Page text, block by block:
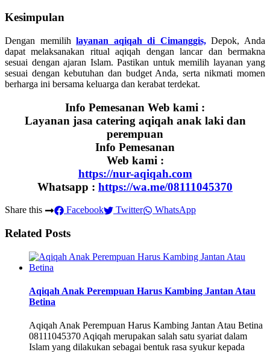
Kesimpulan
Dengan memilihlayanan aqiqah di Cimanggis,Depok, Anda
dapat melaksanakan ritual aqiqah dengan lancar dan bermakna
sesuai dengan ajaran Islam. Pastikan untuk memilih layanan yang
sesuai dengan kebutuhan dan budget Anda, serta nikmati momen
berharga ini bersama keluarga dan kerabat terdekat.
Info Pemesanan Web kami :
Layanan jasa catering aqiqah anak laki dan
perempuan
Info Pemesanan
Web kami :
https://nur-aqiqah.com
Whatsapp : https://wa.me/08111045370
Share this Facebook Twitter WhatsApp
Related Posts
Aqiqah Anak Perempuan Harus Kambing Jantan Atau
Betina
Aqiqah Anak Perempuan Harus Kambing Jantan Atau Betina
08111045370 Aqiqah merupakan salah satu syariat dalam
Islam yang dilakukan sebagai bentuk rasa syukur kepada